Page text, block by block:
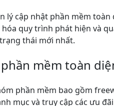
lý cập nhật phần mềm
quy trình phát hiện và
thái mới nhất.
mềm toàn
phần mềm bao gồm
mục và truy cập các ưu